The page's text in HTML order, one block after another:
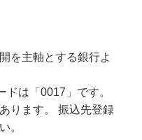
を主軸とする銀行よ
は「0017」です。
ります。 振込先登録
。